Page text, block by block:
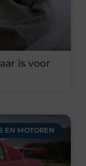
is voor
EN MOTOREN